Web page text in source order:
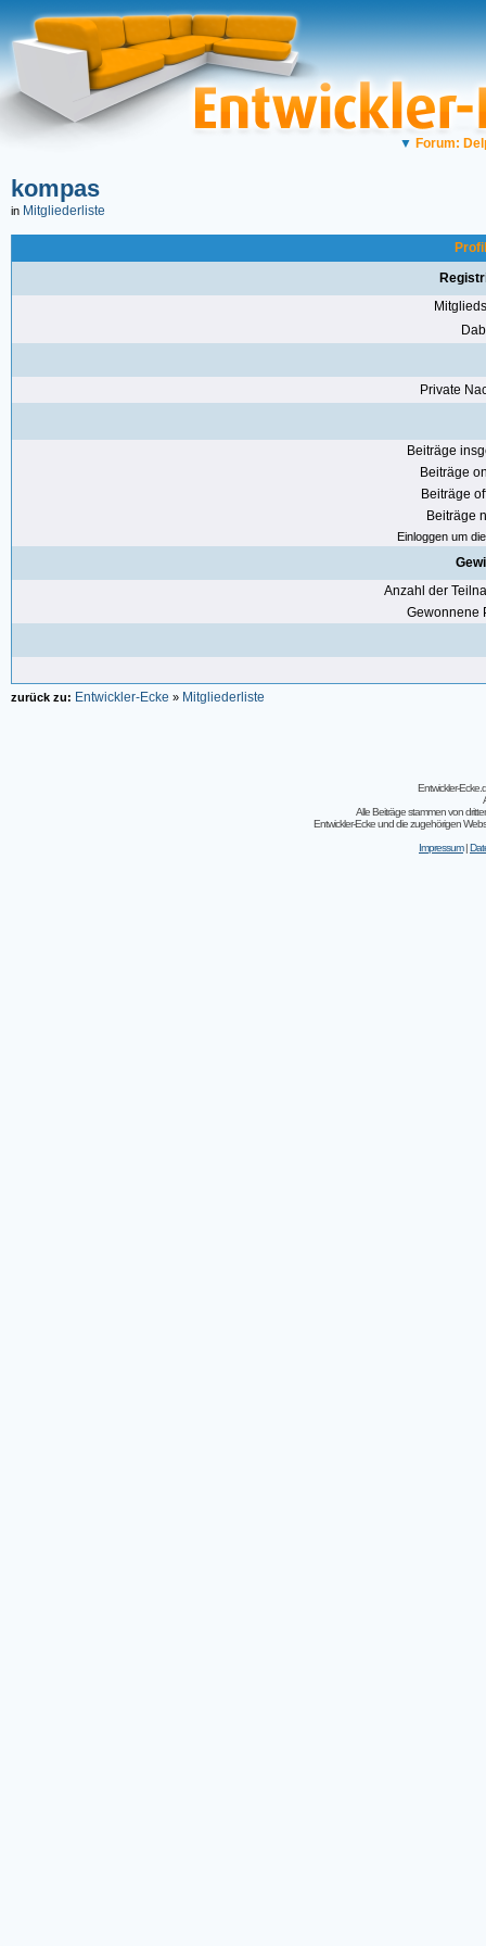
▼ Forum:
kompas
in Mitgliederliste
Private
Beiträge
Beiträge
Beiträge
Beiträge
Einloggen um
Anzahl der
Gewonnene
zurück zu: Entwickler-Ecke » Mitgliederliste
Entwickler-
Alle Beiträge stammen von
Entwickler-Ecke und die zugehörigen
Impressum|